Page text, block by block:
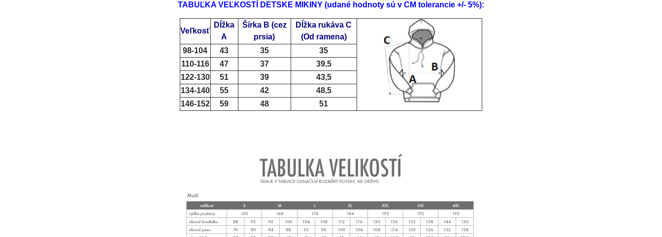
TABUĽKA VEĽKOSTÍ DETSKE MIKINY (udané hodnoty sú v CM tolerancie +/- 5%):
Veľkosť
Dĺžka
A
Šírka B (cez
prsia)
Dĺžka rukáva C
(Od ramena)
98-104
43 35
35
110-116
47 37
39,5
122-130
51 39
43,5
134-140
55 42
48,5
146-152
59 48 51